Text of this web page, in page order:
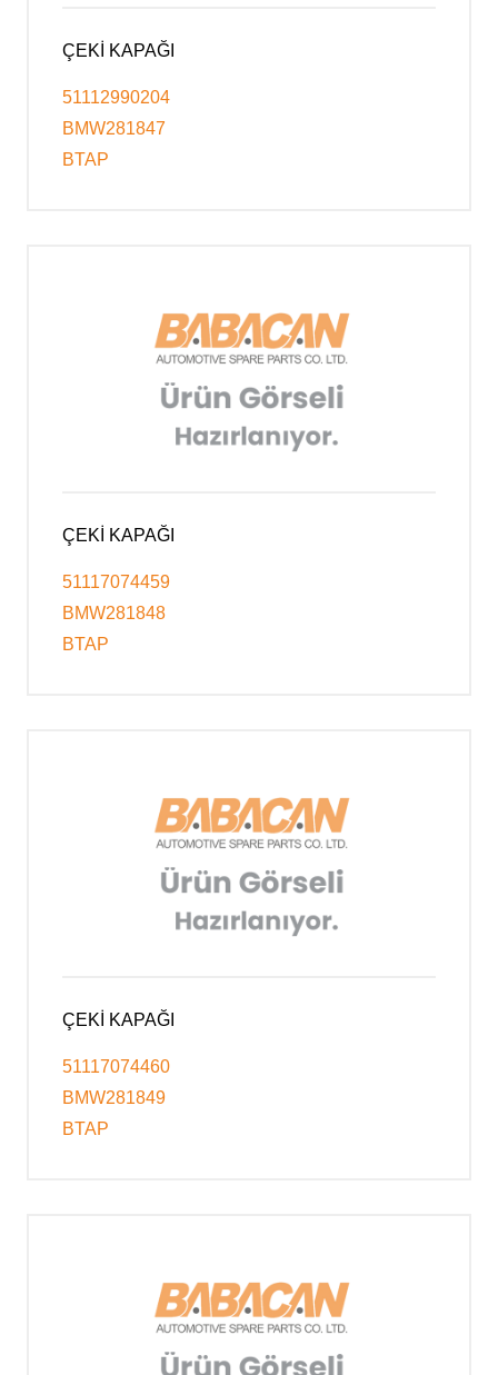
ÇEKİ KAPAĞI
51112990204
BMW281847
BTAP
ÇEKİ KAPAĞI
51117074459
BMW281848
BTAP
ÇEKİ KAPAĞI
51117074460
BMW281849
BTAP